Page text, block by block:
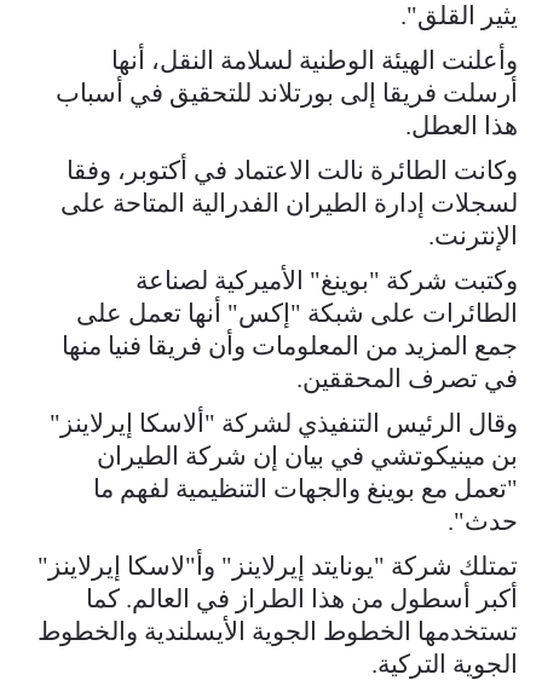
يثير القلق".
وأعلنت الهيئة الوطنية لسلامة النقل، أنها
أرسلت فريقا إلى بورتلاند للتحقيق في أسباب
هذا العطل.
وكانت الطائرة نالت الاعتماد في أكتوبر، وفقا
لسجلات إدارة الطيران الفدرالية المتاحة على
الإنترنت.
وكتبت شركة "بوينغ" الأميركية لصناعة
الطائرات على شبكة "إكس" أنها تعمل على
جمع المزيد من المعلومات وأن فريقا فنيا منها
في تصرف المحققين.
وقال الرئيس التنفيذي لشركة "ألاسكا إيرلاينز"
بن مينيكوتشي في بيان إن شركة الطيران
"تعمل مع بوينغ والجهات التنظيمية لفهم ما
حدث".
تمتلك شركة "يونايتد إيرلاينز" وأ"لاسكا إيرلاينز"
أكبر أسطول من هذا الطراز في العالم. كما
تستخدمها الخطوط الجوية الأيسلندية والخطوط
الجوية التركية.